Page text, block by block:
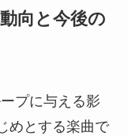
向と今後の
プに与える影
めとする楽曲で